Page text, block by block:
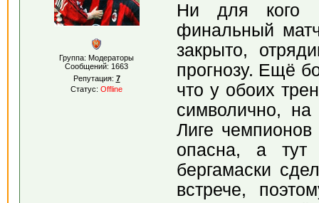
Группа: Модераторы
Сообщений: 1663
Репутация: 7
Статус: Offline
Ни для кого
финальный
закрыто,
прогнозу. Ещё
что у обоих
символично,
Лиге чемпионов
опасна, а
бергамаски
встрече,